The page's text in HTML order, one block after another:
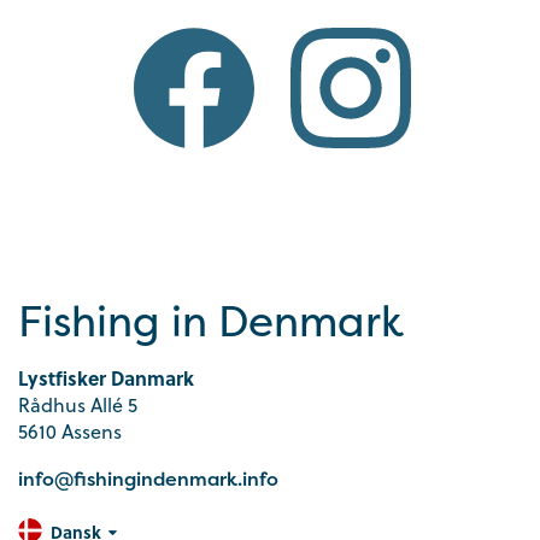
Fishing in Denmark
Lystfisker Danmark
Rådhus Allé 5
5610 Assens
info@fishingindenmark.info
Dansk